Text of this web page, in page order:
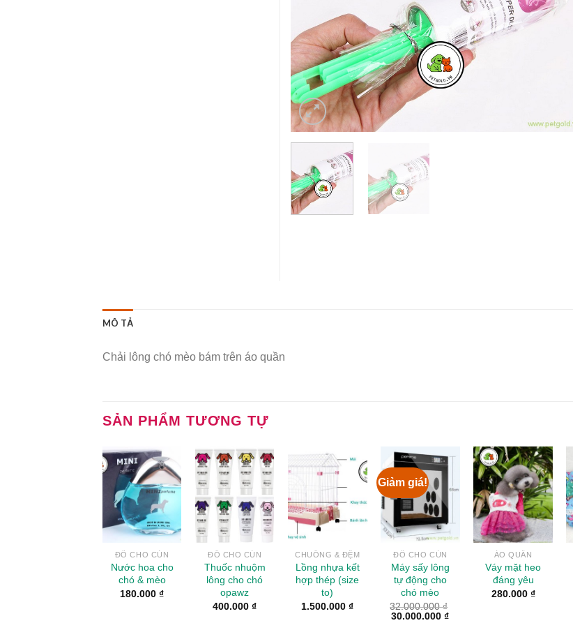
MÔ TẢ
Chải lông chó mèo bám trên áo quần
SẢN PHẨM TƯƠNG TỰ
Add to
Wishlist
ĐỒ CHO CÚN
Nước hoa cho
chó & mèo
180.000₫
Add to
Wishlist
ĐỒ CHO CÚN
Thuốc nhuộm
lông cho chó
opawz
400.000₫
CHUỒNG & ĐỆM
Lồng nhựa kết
hợp thép (size
to)
1.500.000₫
Giảm giá!Add to
Wishlist
ĐỒ CHO CÚN
Máy sấy lông
tự động cho
chó mèo
32.000.000₫
30.000.000₫
Add to
Wishlist
ÁO QUẦN
Váy mặt heo
đáng yêu
280.000 ₫